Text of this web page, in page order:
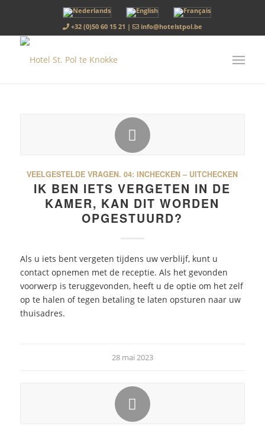
+32 (0)50 60 15 21 | info@hotelstpol.be
VEELGESTELDE VRAGEN. 04: INCHECKEN – UITCHECKEN
IK BEN IETS VERGETEN IN DE
KAMER, KAN DIT WORDEN
OPGESTUURD?
Als u iets bent vergeten tijdens uw verblijf, kunt u
contact opnemen met de receptie. Als het gevonden
voorwerp is teruggevonden, heeft u de optie om het zelf
op te halen of tegen betaling te laten opsturen naar uw
thuisadres.
28 mai 2023